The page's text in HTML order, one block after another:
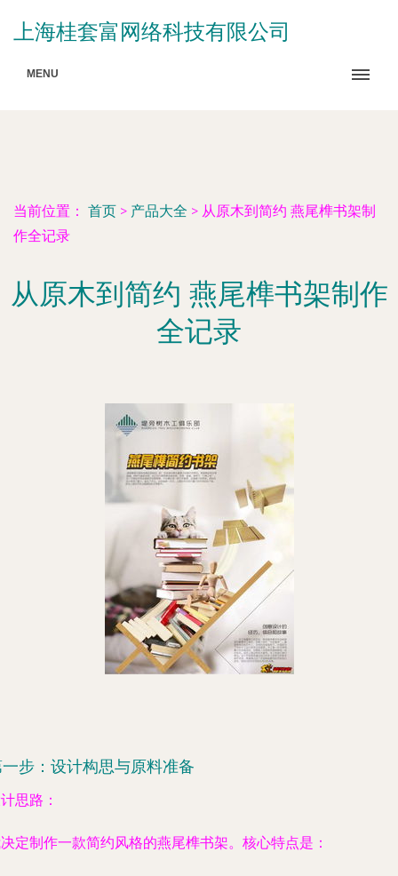
上海桂套富网络科技有限公司
MENU
当前位置： 首页 > 产品大全 > 从原木到简约 燕尾榫书架制
作全记录
从原木到简约 燕尾榫书架制作
全记录
步：设计构思与原料准备
思路：
定制作一款简约风格的燕尾榫书架。核心特点是：